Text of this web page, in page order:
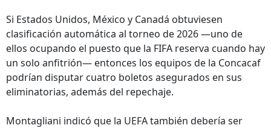
Si Estados Unidos, México y Canadá obtuviesen
clasificación automática al torneo de 2026 —uno de
ellos ocupando el puesto que la FIFA reserva cuando hay
un solo anfitrión— entonces los equipos de la Concacaf
podrían disputar cuatro boletos asegurados en sus
eliminatorias, además del repechaje.
Montagliani indicó que la UEFA también debería ser